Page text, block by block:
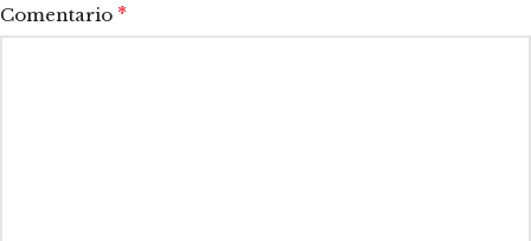
Comentario *